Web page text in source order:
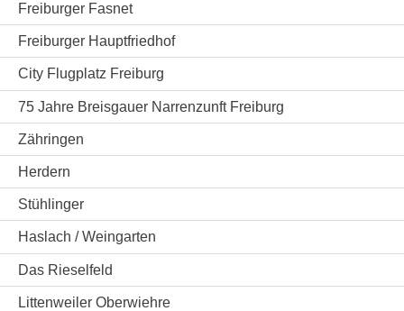
Freiburger Fasnet
Freiburger Hauptfriedhof
City Flugplatz Freiburg
75 Jahre Breisgauer Narrenzunft Freiburg
Zähringen
Herdern
Stühlinger
Haslach / Weingarten
Das Rieselfeld
Littenweiler Oberwiehre